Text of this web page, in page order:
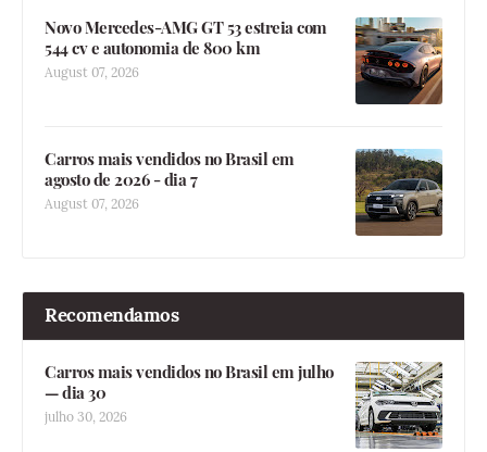
Novo Mercedes-AMG GT 53 estreia com
544 cv e autonomia de 800 km
August 07, 2026
Carros mais vendidos no Brasil em
agosto de 2026 - dia 7
August 07, 2026
Recomendamos
Carros mais vendidos no Brasil em julho
— dia 30
julho 30, 2026